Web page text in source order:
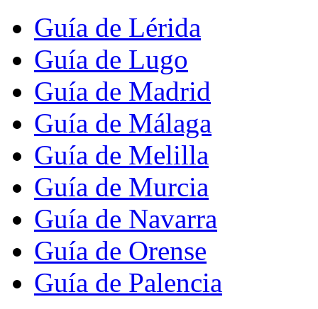
Guía de Lérida
Guía de Lugo
Guía de Madrid
Guía de Málaga
Guía de Melilla
Guía de Murcia
Guía de Navarra
Guía de Orense
Guía de Palencia